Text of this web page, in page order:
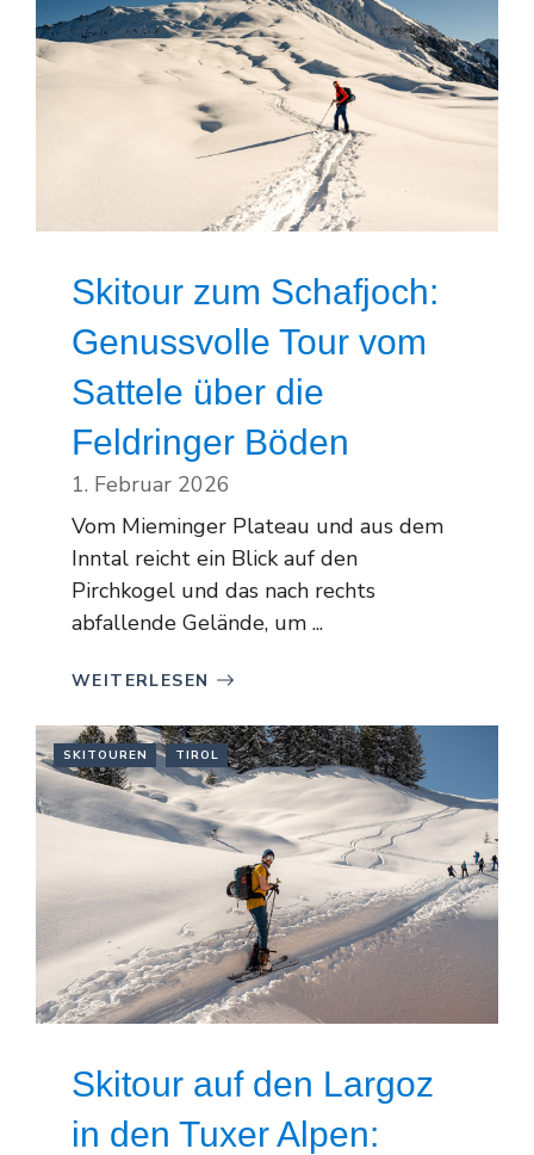
Skitour zum Schafjoch:
Genussvolle Tour vom
Sattele über die
Feldringer Böden
1. Februar 2026
Vom Mieminger Plateau und aus dem
Inntal reicht ein Blick auf den
Pirchkogel und das nach rechts
abfallende Gelände, um ...
WEITERLESEN
SKITOUREN TIROL
Skitour auf den Largoz
in den Tuxer Alpen: